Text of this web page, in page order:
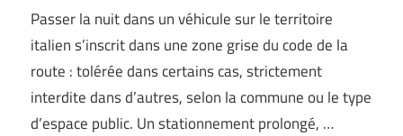
Passer la nuit dans un véhicule sur le territoire
italien s’inscrit dans une zone grise du code de la
route : tolérée dans certains cas, strictement
interdite dans d’autres, selon la commune ou le type
d’espace public. Un stationnement prolongé, …